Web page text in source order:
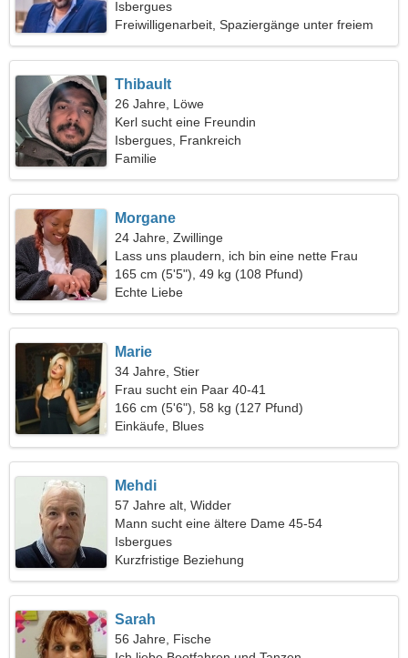
Isbergues
Freiwilligenarbeit, Spaziergänge unter freiem
Himmel
Thibault
26 Jahre, Löwe
Kerl sucht eine Freundin
Isbergues, Frankreich
Familie
Morgane
24 Jahre, Zwillinge
Lass uns plaudern, ich bin eine nette Frau
165 cm (5'5"), 49 kg (108 Pfund)
Echte Liebe
Marie
34 Jahre, Stier
Frau sucht ein Paar 40-41
166 cm (5'6"), 58 kg (127 Pfund)
Einkäufe, Blues
Mehdi
57 Jahre alt, Widder
Mann sucht eine ältere Dame 45-54
Isbergues
Kurzfristige Beziehung
Sarah
56 Jahre, Fische